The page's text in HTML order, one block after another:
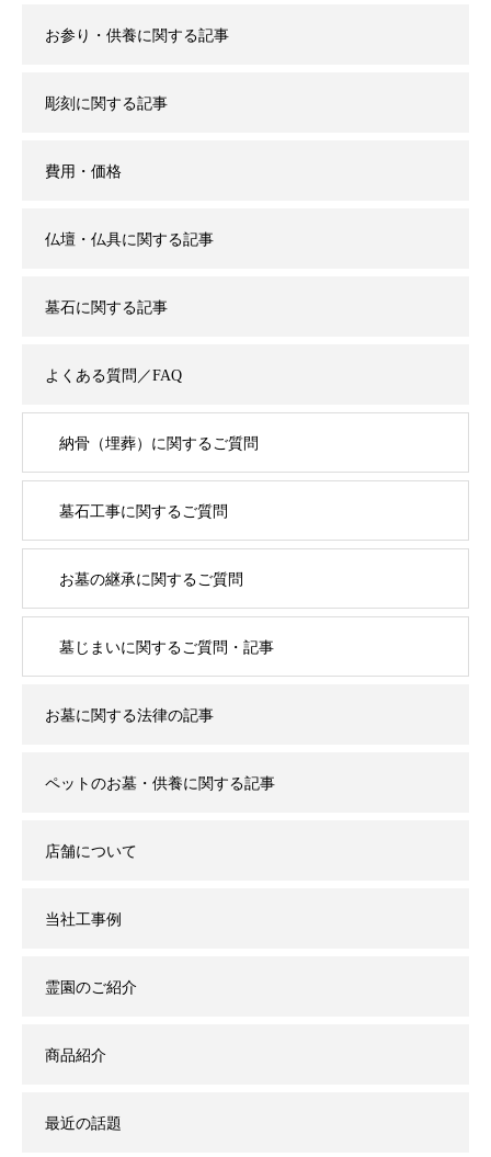
お参り・供養に関する記事
彫刻に関する記事
費用・価格
仏壇・仏具に関する記事
墓石に関する記事
よくある質問／FAQ
納骨（埋葬）に関するご質問
墓石工事に関するご質問
お墓の継承に関するご質問
墓じまいに関するご質問・記事
お墓に関する法律の記事
ペットのお墓・供養に関する記事
店舗について
当社工事例
霊園のご紹介
商品紹介
最近の話題